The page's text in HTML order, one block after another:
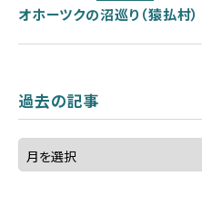
オホーツクの沼巡り（猿払村）
過去の記事